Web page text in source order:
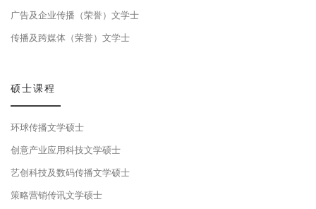
广告及企业传播（荣誉）文学士
传播及跨媒体（荣誉）文学士
硕士课程
环球传播文学硕士
创意产业应用科技文学硕士
艺创科技及数码传播文学硕士
策略营销传讯文学硕士